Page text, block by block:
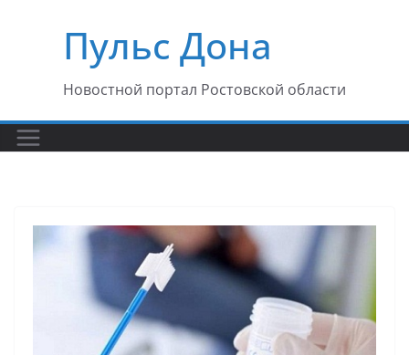
содержимомуПульс Дона
Новостной портал Ростовской области